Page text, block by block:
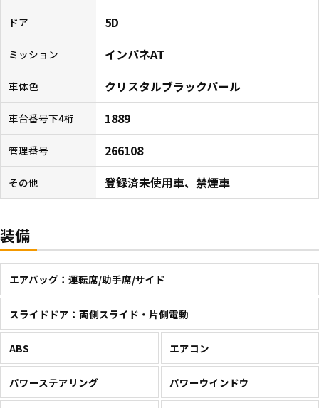
ドア 5D
ミッション インパネAT
車体色 クリスタルブラックパール
車台番号下4桁 1889
管理番号 266108
その他 登録済未使用車、禁煙車
装備
エアバッグ：運転席/助手席/サイド
スライドドア：両側スライド・片側電動
ABS エアコン
パワーステアリング パワーウインドウ